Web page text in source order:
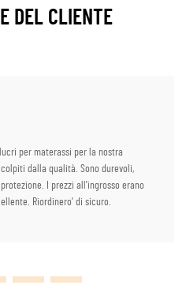
DEL CLIENTE
per materassi per la nostra
dalla qualità. Sono durevoli,
I prezzi all'ingrosso erano
Riordinero' di sicuro.